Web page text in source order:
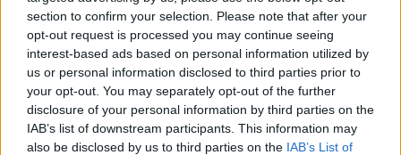
section to confirm your selection. Please note that after your
opt-out request is processed you may continue seeing
interest-based ads based on personal information utilized by
us or personal information disclosed to third parties prior to
your opt-out. You may separately opt-out of the further
disclosure of your personal information by third parties on the
IAB’s list of downstream participants. This information may
also be disclosed by us to third parties on the IAB’s List of